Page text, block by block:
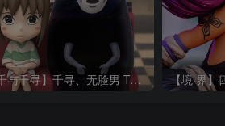
【千与千寻】千寻、无脸男 TanukiFigures 2025 02 Chihiro_Chibi